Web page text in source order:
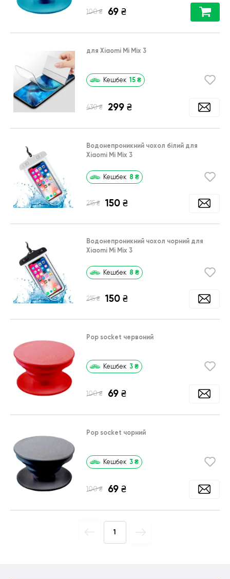
100 ₴ 69 ₴
для Xiaomi Mi Mix 3
Кешбек 15 ₴
430 ₴ 299 ₴
Водонепроникний чохол білий для
Xiaomi Mi Mix 3
Кешбек 8 ₴
215 ₴ 150 ₴
Водонепроникний чохол чорний для
Xiaomi Mi Mix 3
Кешбек 8 ₴
215 ₴ 150 ₴
Pop socket червоний
Кешбек 3 ₴
100 ₴ 69 ₴
Pop socket чорний
Кешбек 3 ₴
100 ₴ 69 ₴
1